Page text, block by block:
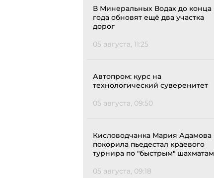
В Минеральных Водах до конца
года обновят ещё два участка
дорог
05 августа, 11:25
Автопром: курс на
технологический суверенитет
05 августа, 09:50
Кисловодчанка Мария Адамова
покорила пьедестал краевого
турнира по "быстрым" шахматам
05 августа, 09:18